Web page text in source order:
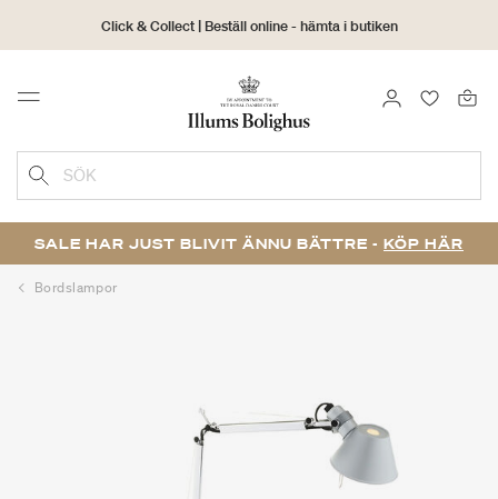
Click & Collect | Beställ online - hämta i butiken
30 dagars returrätt
Menu LOGGA IN
SÖK
SALE HAR JUST BLIVIT ÄNNU BÄTTRE - KÖP HÄR
Bordslampor